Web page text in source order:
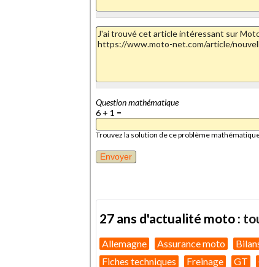
Question mathématique
6 + 1 =
Trouvez la solution de ce problème
27 ans d'actualité moto :
Allemagne Assurance moto
Fiches techniques
Freinage GT